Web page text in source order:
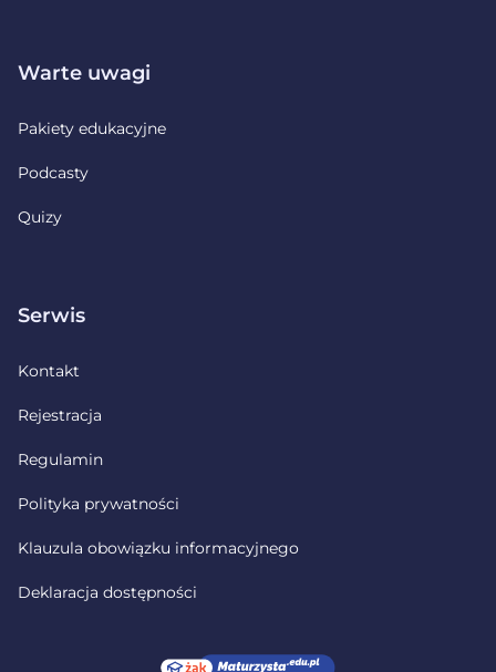
Warte uwagi
Pakiety edukacyjne
Podcasty
Quizy
Serwis
Kontakt
Rejestracja
Regulamin
Polityka prywatności
Klauzula obowiązku informacyjnego
Deklaracja dostępności